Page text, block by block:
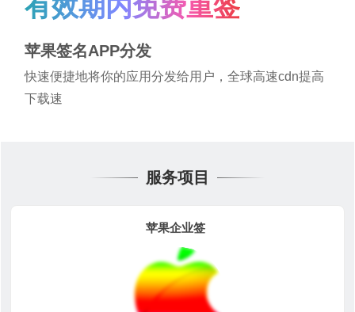
有效期内免费重签
苹果签名APP分发
快速便捷地将你的应用分发给用户，全球高速cdn提高
下载速
服务项目
苹果企业签